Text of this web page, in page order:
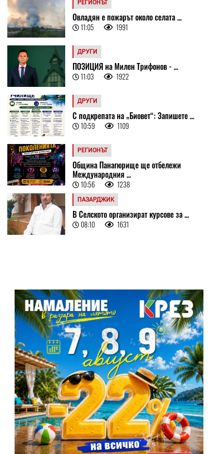
РЕГИОНЪТ
Овладян е пожарът около селата ...
11:05 1991
ДРУГИ
ПОЗИЦИЯ на Милен Трифонов - ...
11:03 1922
ДРУГИ
С подкрепата на „Биовет“: Запишете ...
10:59 1109
РЕГИОНЪТ
Община Панагюрище ще отбележи
Международния ...
10:56 1238
ПАЗАРДЖИК
В Селското организират курсове за ...
08:10 1631